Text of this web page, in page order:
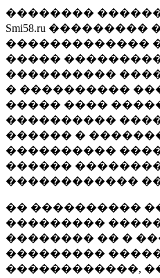
��������
Smi58.ru ���������
�������������
�����
����������
� ����������
����� ����
����������
������ �
����������
������
������������
�� ����������
���������
�������� �� �
���������
������������,